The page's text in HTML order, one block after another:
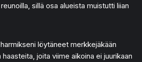
sillä osa alueista muistutti liian
löytäneet merkkejäkään
joita viime aikoina ei juurikaan